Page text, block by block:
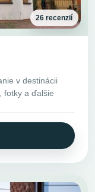
26 recenzií
v destinácii
fotky a ďalšie